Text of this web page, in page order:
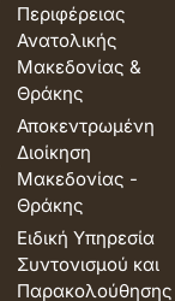
Περιφέρειας
Ανατολικής
Μακεδονίας &
Θράκης
Αποκεντρωμένη
Διοίκηση
Μακεδονίας -
Θράκης
Ειδική Υπηρεσία
Συντονισμού και
Παρακολούθησης